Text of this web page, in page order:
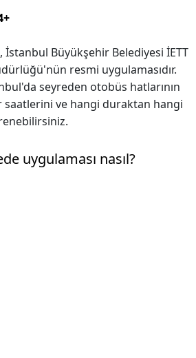
, İstanbul Büyükşehir Belediyesi İETT
resmi uygulamasıdır.
seyreden otobüs hatlarının
saatlerini ve hangi duraktan hangi
uygulaması nasıl?